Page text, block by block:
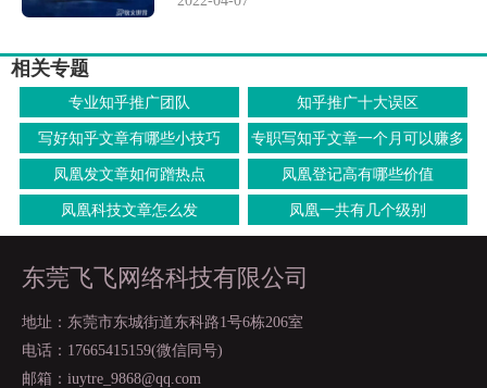
相关专题
专业知乎推广团队 知乎推广十大误区
写好知乎文章有哪些小技巧
专职写知乎文章一个月可以赚多
少钱
凤凰发文章如何蹭热点 凤凰登记高有哪些价值
凤凰科技文章怎么发 凤凰一共有几个级别
东莞飞飞网络科技有限公司
地址：东莞市东城街道东科路1号6栋206室
电话：17665415159(微信同号)
邮箱：iuytre_9868@qq.com